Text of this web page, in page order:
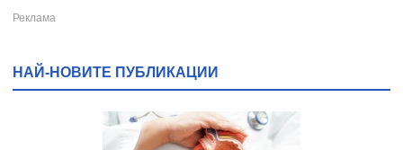
НАЙ-НОВИТЕ ПУБЛИКАЦИИ